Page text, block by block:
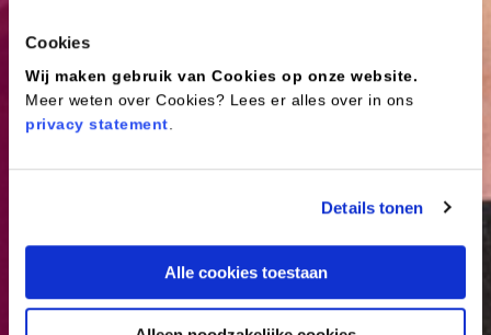
Cookies
Wij maken gebruik van Cookies op onze website.
Meer weten over Cookies? Lees er alles over in ons
privacy statement.
Details tonen
Alle cookies toestaan